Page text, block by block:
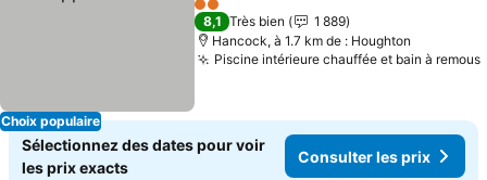
Choix populaire
2 Étoiles
8,1 Très bien
1 889
Hancock, à 1.7 km de : Houghton
Piscine intérieure chauffée et bain à remous
Sélectionnez des dates pour voir
les prix exacts
Consulter les prix